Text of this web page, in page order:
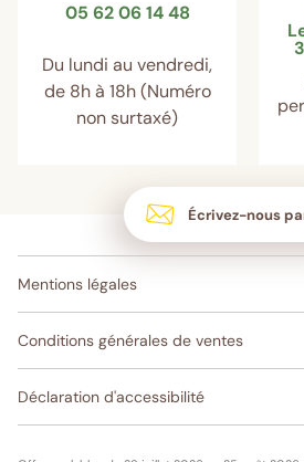
05 62 06 14 48
Du lundi au vendredi,
de 8h à 18h (Numéro
non surtaxé)
Écrivez-nous
Mentions légales
Conditions générales de ventes
Déclaration d'accessibilité